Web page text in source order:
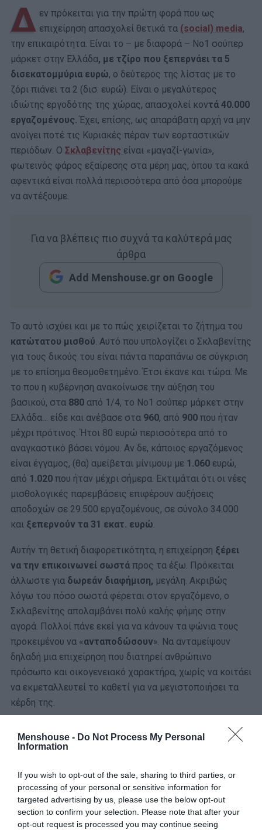
Menshouse - Do Not Process My Personal
Information
If you wish to opt-out of the sale, sharing to third parties, or
processing of your personal or sensitive information for
targeted advertising by us, please use the below opt-out
section to confirm your selection. Please note that after your
opt-out request is processed you may continue seeing
Δ εν πρόκειται για την πρώτη φορά που ως
επιχείρηση απασχολεί θετικά τα (social) media,
την επικαιρότητα. Είναι το – με διαφορά – Νο1 σούπερ
μάρκετ στην Ελλάδα, με τζίρο που ξεπερνάει τα 5
δισεκατομμύρια ευρώ, ο δεύτερος της λίστας με το
ζόρι πιάνει τα 2 (δισ. ευρώ). Είναι ο μεγαλύτερος
ιδιώτης εργοδότης της χώρας, απασχολεί κοντά 40.000
εργαζομένους. Έχει, επίσης, ως απαράβατη αρχή να μην
ανοίγει ποτέ τις Κυριακές πέραν των εορταστικών
περιόδων. Ο Σκλαβενίτης είναι «μαγαζί-γωνία»,
φωτεινός φάρος εξαίρεσης στα μέρη μας, όπου τα κακά
αφεντικά είναι πολλά περισσότερα από όσα μπορούμε
να αντέξουμε.
Για να βλέπεις πιο συχνά τα καλύτερά μας
άρθρα
Add Menshouse.gr on Google
Το αυτό ισχύει και με το πώς χειρίζεται το ζήτημα του
κατώτατου μισθού. Αυτό που υπολογίζει ο Σκλαβενίτης
για τους δικούς του είναι πάντα παραπάνω σε σύγκριση
με το επίσημα θεσμοθετημένο. Έτσι έκανε και τώρα. Με
το που η κυβέρνηση ανακοίνωσε την αύξηση του
βασικού, στα 880 από 1/4, το Νο1 σούπερ μάρκετ στην
Ελλάδα… είδε και ανέβασε στα 960, από 900 που ήταν
μέχρι πρότινος. Ήτοι 80 ευρώ περισσότερα από το
αναγκαστικό βάσει νόμου. Αν δε, κάποιος εργαζόμενος
είναι έγγαμος, (θα) αμείβεται μίνιμουμ με 1.060 ευρώ,
από 1.020 που ήταν μέχρι σήμερα. Εκτιμάται ότι οι νέες
μισθολογικές παρεμβάσεις επιφέρουν αυξήσεις
αποδοχών σε 29.500 εργαζομένους, σε σύνολο 34.000
και ξεπερνούν τα 31 εκατ. ευρώ.
Αυτήν τη θετική διαφορετικότητα, η επιχείρηση ξέρει
να την επικοινωνεί σωστά προς τα έξω. Πρόκειται
άλλωστε για δωρεάν διαφήμιση, μεγάλη. Ακριβώς
λόγω του πόσο σωστά φέρεται στον εργαζόμενο, ο
Σκλαβενίτης απολαμβάνει πολύ καλής φήμης στην
αγορά. Πολλοί πάνε εκεί για να κάνουν τα ψώνια τους
προκειμένου να «ανταποδώσουν». Να ανταμείψουν
δηλαδή μια επιχείρηση που διατηρεί ανθρώπινο
πρόσωπο και οικογενειακό χαρακτήρα, χωρίς να κοιτάει
να εκμεταλλευτεί το καθετί για να μεγιστοποιήσει τα
κέρδη της.
Ναι, όλα αυτά που κάνει ο Σκλαβενίτης είναι
μια επιχείρηση που έχει υπέρ-κέρδη. Δεν είναι λογικό να
επιστρέφει μέρος αυτών στον εργαζόμενο, που είναι ο
στυλοβάτηςαυτής της επιτυχίας; Προσοχή: Δεν
θέλουμε να γίνουμε γκρινιάρηδες ή κάτι τέτοιο. Απλά